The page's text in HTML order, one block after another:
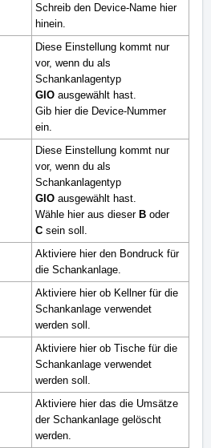
Schreib den Device-Name hier
hinein.
Diese Einstellung kommt nur
vor, wenn du als
Schankanlagentyp
GIO ausgewählt hast.
Gib hier die Device-Nummer
ein.
Diese Einstellung kommt nur
vor, wenn du als
Schankanlagentyp
GIO ausgewählt hast.
Wähle hier aus dieser B oder
C sein soll.
Aktiviere hier den Bondruck für
die Schankanlage.
Aktiviere hier ob Kellner für die
Schankanlage verwendet
werden soll.
Aktiviere hierob Tische für die
Schankanlage verwendet
werden soll.
Aktiviere hierdas die Umsätze
der Schankanlage gelöscht
werden.